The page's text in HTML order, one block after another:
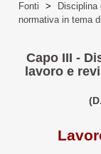
Fonti >
Disciplina
normativa in tema
Capo III -
lavoro e